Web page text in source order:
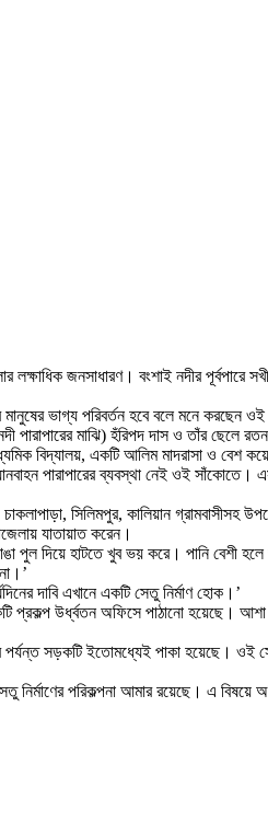
জনসাধারণ। বংশাই নদীর
মানুষের ভাগ্য পরিবর্তন হবে বলে মনে করছেন
পারাপারের মাঝি) হঁরিপদ দাস ও তাঁর ছেলে
একটি আলিম মাদরাসা ও বেশ
পারাপারের ব্যবস্থা নেই ওই সাঁকোতে।
সিলিমপুর, কালিয়ান গ্রামবাসীসহ
যাতায়াত করেন।
পুল দিয়ে হাটতে খুব ভয় করে। পানি বেশী
দাবি এখানে একটি সেতু নির্মাণ হোক।’
প্রকল্প উর্ধ্বতন অফিসে পাঠানো হয়েছে।
পর্যন্ত সড়কটি ইতোমধ্যেই পাকা হয়েছে। ওই
নির্মাণের পরিকল্পনা আমার রয়েছে। এ